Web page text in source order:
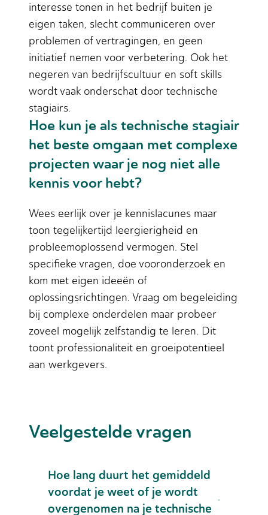
interesse tonen in het bedrijf buiten je
eigen taken, slecht communiceren over
problemen of vertragingen, en geen
initiatief nemen voor verbetering. Ook het
negeren van bedrijfscultuur en soft skills
wordt vaak onderschat door technische
stagiairs.
Hoe kun je als technische stagiair
het beste omgaan met complexe
projecten waar je nog niet alle
kennis voor hebt?
Wees eerlijk over je kennislacunes maar
toon tegelijkertijd leergierigheid en
probleemoplossend vermogen. Stel
specifieke vragen, doe vooronderzoek en
kom met eigen ideeën of
oplossingsrichtingen. Vraag om begeleiding
bij complexe onderdelen maar probeer
zoveel mogelijk zelfstandig te leren. Dit
toont professionaliteit en groeipotentieel
aan werkgevers.
Veelgestelde vragen
Hoe lang duurt het gemiddeld
voordat je weet of je wordt
overgenomen na je technische